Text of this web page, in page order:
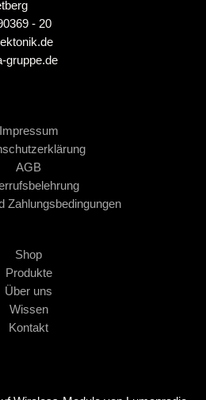
- 20
gruppe.de
Impressum
AGB
Zahlungsbedingungen
Shop
Produkte
Über uns
Wissen
Kontakt